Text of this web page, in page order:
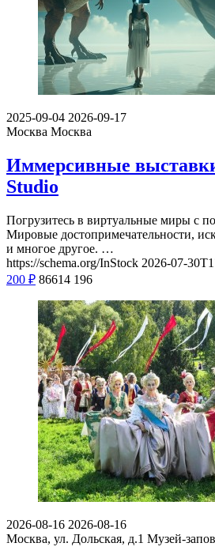
2025-09-04 2026-09-17
Москва Москва
Иммерсивные
Studio
Погрузитесь в виртуальные миры с
Мировые достопримечательности,
и многое другое. …
https://schema.org/InStock 2026-07-
200 ₽ 86614 196
2026-08-16 2026-08-16
Москва, ул. Дольская, д.1 Музей-